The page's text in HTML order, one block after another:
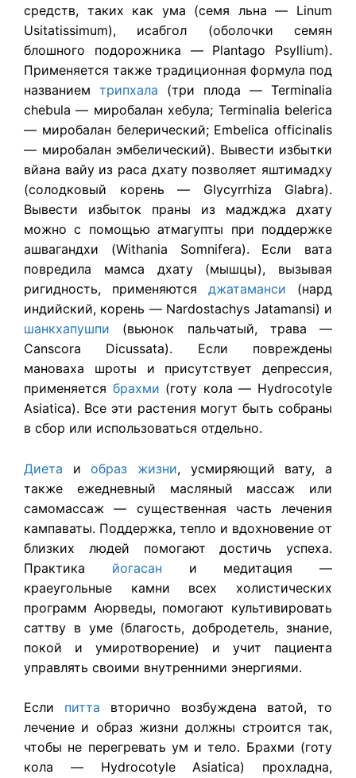
средств, таких как ума (семя льна — Linum
Usitatissimum), исабгол (оболочки семян
блошного подорожника — Plantago Psyllium).
Применяется также традиционная формула под
названием трипхала (три плода — Terminalia
chebula — миробалан хебула; Terminalia belerica
— миробалан белерический; Embelica officinalis
— миробалан эмбелический). Вывести избытки
вйана вайу из раса дхату позволяет яштимадху
(солодковый корень — Glycyrrhiza Glabra).
Вывести избыток праны из маджджа дхату
можно с помощью атмагупты при поддержке
ашвагандхи (Withania Somnifera). Если вата
повредила мамса дхату (мышцы), вызывая
ригидность, применяются джатаманси (нард
индийский, корень — Nardostachys Jatamansi) и
шанкхапушпи (вьюнок пальчатый, трава —
Canscora Dicussata). Если повреждены
мановаха шроты и присутствует депрессия,
применяется брахми (готу кола — Hydrocotyle
Asiatica). Все эти растения могут быть собраны
в сбор или использоваться отдельно.
Диета иобраз жизни, усмиряющий вату, а
также ежедневный масляный массаж или
самомассаж — существенная часть лечения
кампаваты. Поддержка, тепло и вдохновение от
близких людей помогают достичь успеха.
Практика йогасан и медитация —
краеугольные камни всех холистических
программ Аюрведы, помогают культивировать
саттву в уме (благость, добродетель, знание,
покой и умиротворение) и учит пациента
управлять своими внутренними энергиями.
Если питта вторично возбуждена ватой, то
лечение и образ жизни должны строится так,
чтобы не перегревать ум и тело. Брахми (готу
кола — Hydrocotyle Asiatica) прохладна,